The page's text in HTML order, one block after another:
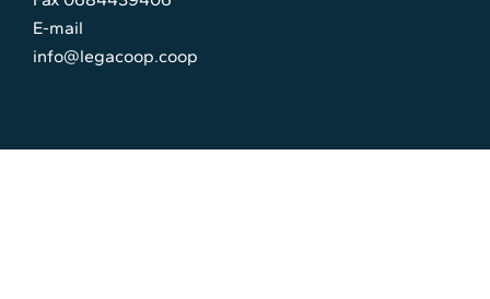
E-mail
info@legacoop.coop